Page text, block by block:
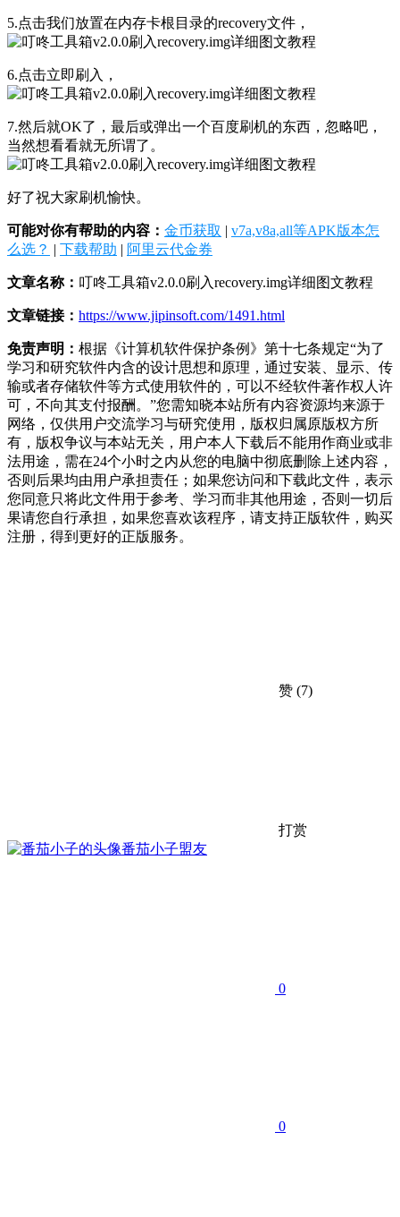
5.点击我们放置在内存卡根目录的recovery文件，
6.点击立即刷入，
7.然后就OK了，最后或弹出一个百度刷机的东西，忽略吧，
当然想看看就无所谓了。
好了祝大家刷机愉快。
可能对你有帮助的内容： 金币获取 | v7a,v8a,all等APK版本怎
么选？ | 下载帮助 | 阿里云代金券
文章名称： 叮咚工具箱v2.0.0刷入recovery.img详细图文教程
文章链接： https://www.jipinsoft.com/1491.html
免责声明： 根据《计算机软件保护条例》第十七条规定“为了
学习和研究软件内含的设计思想和原理，通过安装、显示、传
输或者存储软件等方式使用软件的，可以不经软件著作权人许
可，不向其支付报酬。”您需知晓本站所有内容资源均来源于
网络，仅供用户交流学习与研究使用，版权归属原版权方所
有，版权争议与本站无关，用户本人下载后不能用作商业或非
法用途，需在24个小时之内从您的电脑中彻底删除上述内容，
否则后果均由用户承担责任；如果您访问和下载此文件，表示
您同意只将此文件用于参考、学习而非其他用途，否则一切后
果请您自行承担，如果您喜欢该程序，请支持正版软件，购买
注册，得到更好的正版服务。
赞 (7)
打赏
番茄小子盟友
0
0